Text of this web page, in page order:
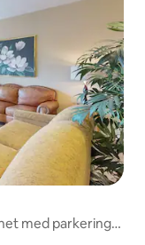
med parkering